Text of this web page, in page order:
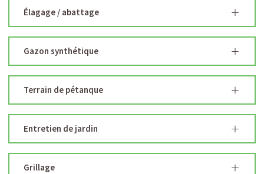
Élagage / abattage
Gazon synthétique
Terrain de pétanque
Entretien de jardin
Grillage